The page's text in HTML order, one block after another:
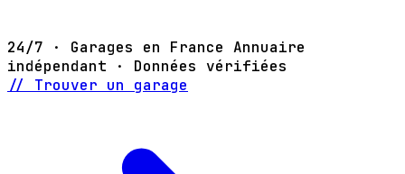
24/7 · Garages en France Annuaire
indépendant · Données vérifiées
// Trouver un garage